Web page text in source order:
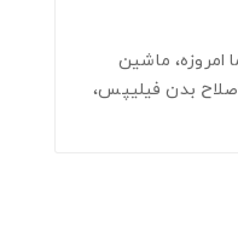
امروزه، ماشین
بدن فیلیپس،